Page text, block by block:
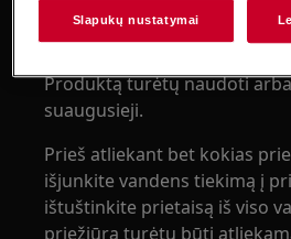
mažas dalis ir pakuotę
vaikams vietoje.
Produktą turėtų naudoti
suaugusieji.
Prieš atliekant bet kokias
išjunkite vandens tiekimą į
ištuštinkite prietaisą iš viso
priežiūra turėtų būti
Slapukų nustatymai